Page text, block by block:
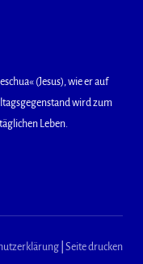
(Jesus), wie er auf
wird zum
Leben.
Seite drucken